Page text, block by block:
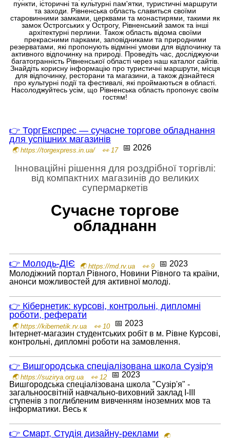
пункти, історичні та культурні пам'ятки, туристичні маршрути
та заходи. Рівненська область славиться своїми
старовинними замками, церквами та монастирями, такими як
замок Острогських у Острогу, Рівненський замок та інші
архітектурні перлини. Також область відома своїми
прекрасними парками, заповідниками та природними
резерватами, які пропонують відмінні умови для відпочинку та
активного відпочинку на природі. Проведіть час, досліджуючи
багатогранність Рівненської області через наш каталог сайтів.
Знайдіть корисну інформацію про туристичні маршрути, місця
для відпочинку, ресторани та магазини, а також дізнайтеся
про культурні події та фестивалі, які проймаються в області.
Насолоджуйтесь усім, що Рівненська область пропонує своїм
гостям!
👉 ТоргЕкспрес — сучасне торгове обладнання
для успішних магазинів
🌏 https://torgexpress.in.ua/ 👀 17 📅 2026
Інноваційні рішення для роздрібної торгівлі:
від компактних магазинів до великих
супермаркетів
Сучасне торгове
обладнанн
👉 Молодь-ДІЄ 🌏 https://md.rv.ua 👀 9
📅 2023
Молодіжний портал Рівного, Новини Рівного та країни,
анонси можливостей для активної молоді.
👉 Кібернетик: курсові, контрольні, дипломні
роботи, реферати
🌏 https://kibernetik.rv.ua 👀 10
📅 2023
Інтернет-магазин студентських робіт в м. Рівне Курсові,
контрольні, дипломні роботи на замовлення.
👉 Вишгородська спеціалізована школа Сузір'я
🌏 https://suzirya.org.ua 👀 12
📅 2023
Вишгородська спеціалізована школа "Сузір'я" -
загальноосвітній навчально-виховний заклад I-III
ступенів з поглибленим вивченням іноземних мов та
інформатики. Весь к
👉 Смарт, Студія дизайну-реклами
🌏